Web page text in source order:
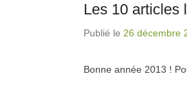
Les 10 articles
Publié le 26 décembre
Bonne année 2013 !